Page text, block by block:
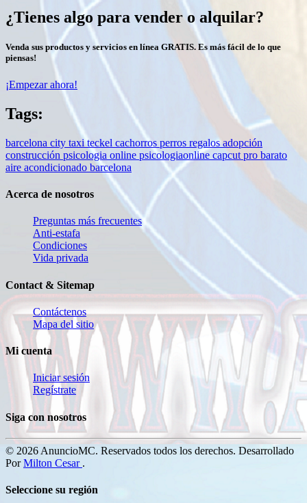
¿Tienes algo para vender o alquilar?
Venda sus productos y servicios en línea GRATIS. Es más fácil de lo que
piensas!
¡Empezar ahora!
Tags:
barcelona city taxiteckel cachorros perros regalosadopción
construcción psicologia online psicologiaonline capcut pro barato
aire acondicionado barcelona
Acerca de nosotros
Preguntas más frecuentes
Anti-estafa
Condiciones
Vida privada
Contact & Sitemap
Contáctenos
Mapa del sitio
Mi cuenta
Iniciar sesión
Regístrate
Siga con nosotros
© 2026 AnuncioMC. Reservados todos los derechos. Desarrollado
PorMilton Cesar .
Seleccione su región